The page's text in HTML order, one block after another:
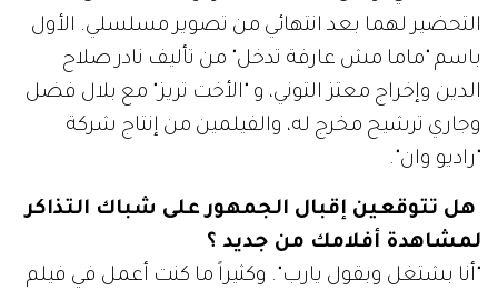
التحضير لهما بعد انتهائي من تصوير مسلسلي. الأول
باسم "ماما مش عارفة تدخل" من تأليف نادر صلاح
الدين وإخراج معتز التوني، و "الأخت تريز" مع بلال فضل
وجاري ترشيح مخرج له، والفيلمين من إنتاج شركة
"راديو وان".
هل تتوقعين إقبال الجمهور على شباك التذاكر
لمشاهدة أفلامك من جديد ؟
"أنا بشتغل وبقول يارب". وكثيراً ما كنت أعمل في فيلم